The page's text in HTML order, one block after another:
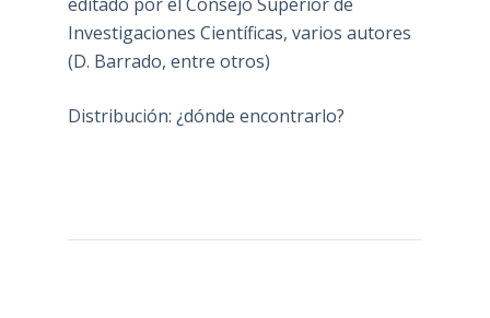
Investigaciones Científicas, varios autores
(D. Barrado, entre otros)
Distribución: ¿dónde encontrarlo?